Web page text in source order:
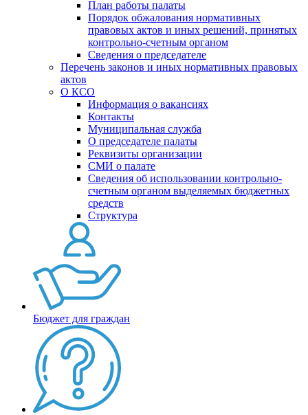
План работы палаты
Порядок обжалования нормативных
правовых актов и иных решений, принятых
контрольно-счетным органом
Сведения о председателе
Перечень законов и иных нормативных правовых
актов
О КСО
Информация о вакансиях
Контакты
Муниципальная служба
О председателе палаты
Реквизиты организации
СМИ о палате
Сведения об использовании контрольно-
счетным органом выделяемых бюджетных
средств
Структура
Бюджет для граждан